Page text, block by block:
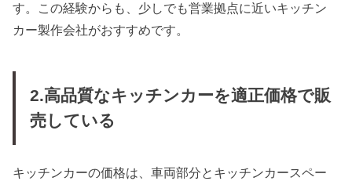
す。この経験からも、少しでも営業拠点に近いキッチン
カー製作会社がおすすめです。
2.高品質なキッチンカーを適正価格で販
売している
キッチンカーの価格は、車両部分とキッチンカースペー